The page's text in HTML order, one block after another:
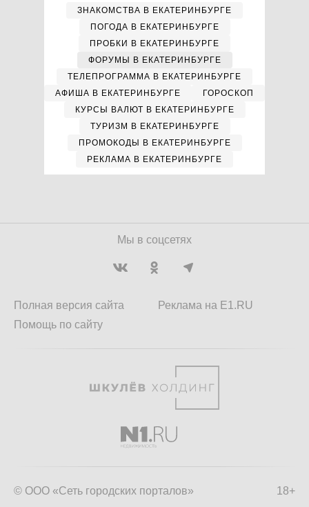
ЗНАКОМСТВА В ЕКАТЕРИНБУРГЕ
ПОГОДА В ЕКАТЕРИНБУРГЕ
ПРОБКИ В ЕКАТЕРИНБУРГЕ
ФОРУМЫ В ЕКАТЕРИНБУРГЕ
ТЕЛЕПРОГРАММА В ЕКАТЕРИНБУРГЕ
АФИША В ЕКАТЕРИНБУРГЕ
ГОРОСКОП
КУРСЫ ВАЛЮТ В ЕКАТЕРИНБУРГЕ
ТУРИЗМ В ЕКАТЕРИНБУРГЕ
ПРОМОКОДЫ В ЕКАТЕРИНБУРГЕ
РЕКЛАМА В ЕКАТЕРИНБУРГЕ
Мы в соцсетях
Полная версия сайта
Помощь по сайту
Реклама на E1.RU
18+
© ООО «Сеть городских порталов»